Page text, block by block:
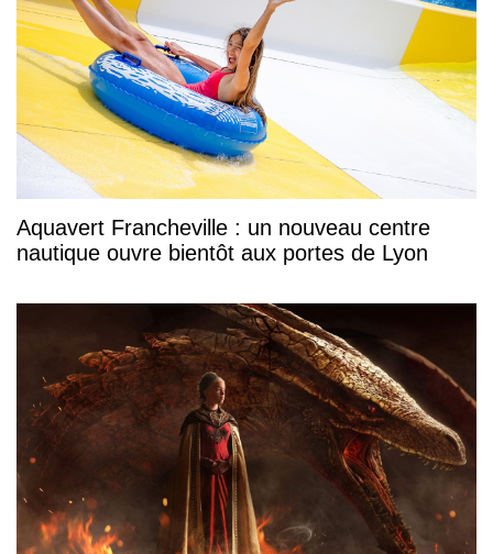
Aquavert Francheville : un nouveau centre
nautique ouvre bientôt aux portes de Lyon